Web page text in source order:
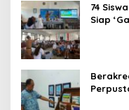
74
Siap